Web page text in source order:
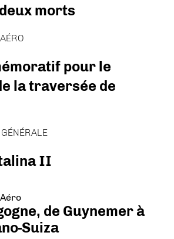
morts
pour le
la traversée de
II
de Guynemer à
Suiza